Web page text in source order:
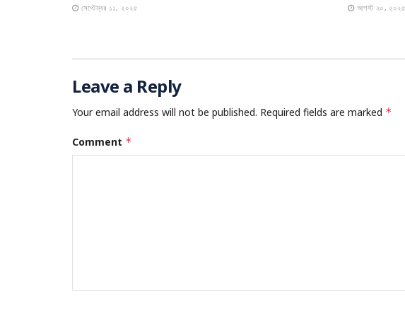
সেপ্টেম্বর ১১, ২০২৫ আগস্ট ২০, ২০২৫
Leave a Reply
Your email address will not be published. Required fields are marked *
Comment *